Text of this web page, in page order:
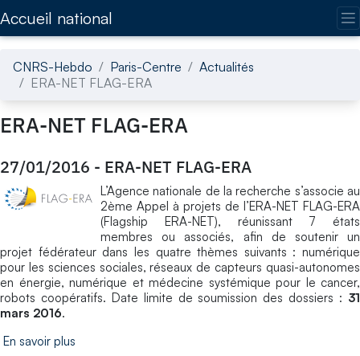
Accueil national
CNRS-Hebdo Paris-Centre
Actualités
ERA-NET FLAG-ERA
ERA-NET FLAG-ERA
27/01/2016 - ERA-NET FLAG-ERA
L’Agence nationale de la recherche s’associe au
2ème Appel à projets de l’ERA-NET FLAG-ERA
(Flagship ERA-NET), réunissant 7 états
membres ou associés, afin de soutenir un
projet fédérateur dans les quatre thèmes suivants : numérique
pour les sciences sociales, réseaux de capteurs quasi-autonomes
en énergie, numérique et médecine systémique pour le cancer,
robots coopératifs. Date limite de soumission des dossiers : 31
mars 2016.
En savoir plus